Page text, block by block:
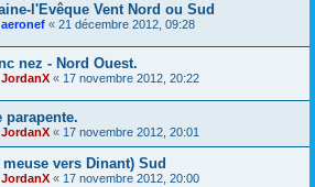
l'Evêque Vent Nord ou Sud
aeronef « 21 décembre 2012, 09:28
nez - Nord Ouest.
JordanX « 17 novembre 2012, 20:22
parapente.
JordanX « 17 novembre 2012, 20:01
vers Dinant) Sud
JordanX « 17 novembre 2012, 20:00